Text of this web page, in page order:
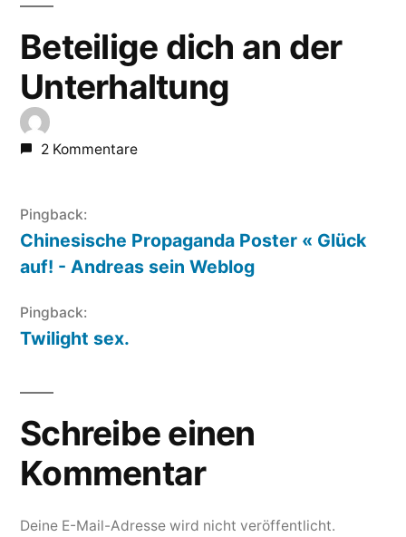
Beteilige dich an der
Unterhaltung
2 Kommentare
Pingback:
Chinesische Propaganda Poster « Glück
auf! - Andreas sein Weblog
Pingback:
Twilight sex.
Schreibe einen
Kommentar
Deine E-Mail-Adresse wird nicht veröffentlicht.